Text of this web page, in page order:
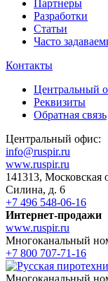
Партнеры
Разработки
Статьи
Часто
Контакты
Центральный
Реквизиты
Обратная связь
Центральный офис:
info@ruspir.ru
www.ruspir.ru
141313, Московская
Силина, д. 6
+7 496 548-06-16
Интернет-продажи
www.ruspir.ru
Многоканальный
+7 800 707-71-16
Многоканальный